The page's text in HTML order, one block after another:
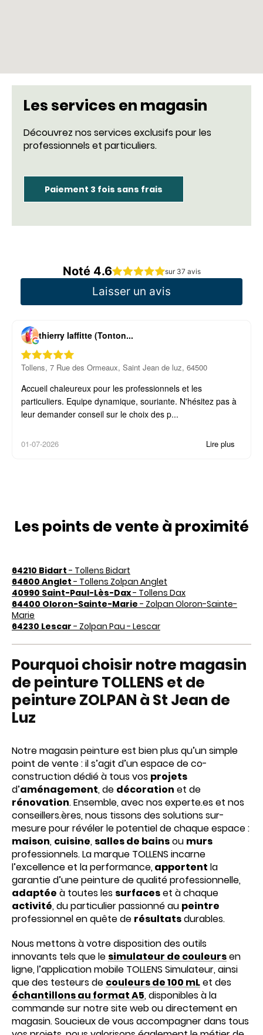
Les services en magasin
Découvrez nos services exclusifs pour les
professionnels et particuliers.
Paiement 3 fois sans frais
Noté 4.6 sur 37 avis
Laisser un avis
thierry laffitte (Tonton...
Tollens, 7 Rue des Ormeaux, Saint Jean de luz, 64500
Accueil chaleureux pour les professionnels et les
particuliers. Equipe dynamique, souriante. N'hésitez pas à
leur demander conseil sur le choix des p...
01-07-2026 Lire plus
Les points de vente à proximité
64210 Bidart - Tollens Bidart
64600 Anglet - Tollens Zolpan Anglet
40990 Saint-Paul-Lès-Dax- Tollens Dax
64400 Oloron-Sainte-Marie - Zolpan Oloron-Sainte-
Marie
64230 Lescar - Zolpan Pau - Lescar
Pourquoi choisir notre magasin
de peinture TOLLENS et de
peinture ZOLPAN à St Jean de
Luz
Notre magasin peinture est bien plus qu’un simple
point de vente : il s’agit d’un espace de co-
construction dédié à tous vos projets
d’aménagement, de décoration et de
rénovation. Ensemble, avec nos experte.es et nos
conseillers.ères, nous tissons des solutions sur-
mesure pour révéler le potentiel de chaque espace :
maison, cuisine, salles de bainsou murs
professionnels. La marque TOLLENS incarne
l’excellence et la performance,apportent la
garantie d’une peinture de qualité professionnelle,
adaptée à toutes les surfaceset à chaque
activité, du particulier passionné au peintre
professionnel en quête de résultatsdurables.
Nous mettons à votre disposition des outils
innovants tels que le simulateur de couleursen
ligne, l’application mobile TOLLENS Simulateur, ainsi
que des testeurs de couleurs de 100 mLet des
échantillons au format A5, disponibles à la
commande sur notre site web ou directement en
magasin. Soucieux de vous accompagner dans tous